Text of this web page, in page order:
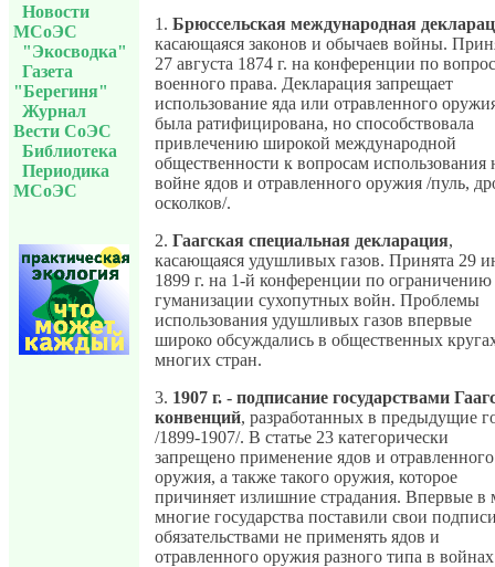
Новости
МСоЭС
"Экосводка"
Газета
"Берегиня"
Журнал
Вести СоЭС
Библиотека
Периодика
МСоЭС
1. Брюссельская международная
касающаяся законов и обычаев войны.
27 августа 1874 г. на конференции по
военного права. Декларация запрещает
использование яда или отравленного
была ратифицирована, но способствовала
привлечению широкой международной
общественности к вопросам использования
войне ядов и отравленного оружия /пуль,
осколков/.
2. Гаагская специальная декларация,
касающаяся удушливых газов. Принята 29
1899 г. на 1-й конференции по
гуманизации сухопутных войн. Проблемы
использования удушливых газов впервые
широко обсуждались в общественных
многих стран.
3. 1907 г. - подписание государствами
конвенций, разработанных в предыдущие
/1899-1907/. В статье 23 категорически
запрещено применение ядов и отравленного
оружия, а также такого оружия, которое
причиняет излишние страдания. Впервые в
многие государства поставили свои
обязательствами не применять ядов и
отравленного оружия разного типа в